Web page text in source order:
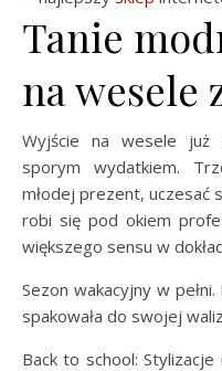
Tanie
na wesele
Wyjście na wesele
sporym wydatkiem.
młodej prezent, uczesać
robi się pod okiem
większego sensu w
Sezon wakacyjny w
spakowała do swojej
Back to school: